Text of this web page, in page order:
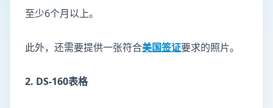
至少6个月以上。
此外，还需要提供一张符合美国签证要求的照片。
2. DS-160表格